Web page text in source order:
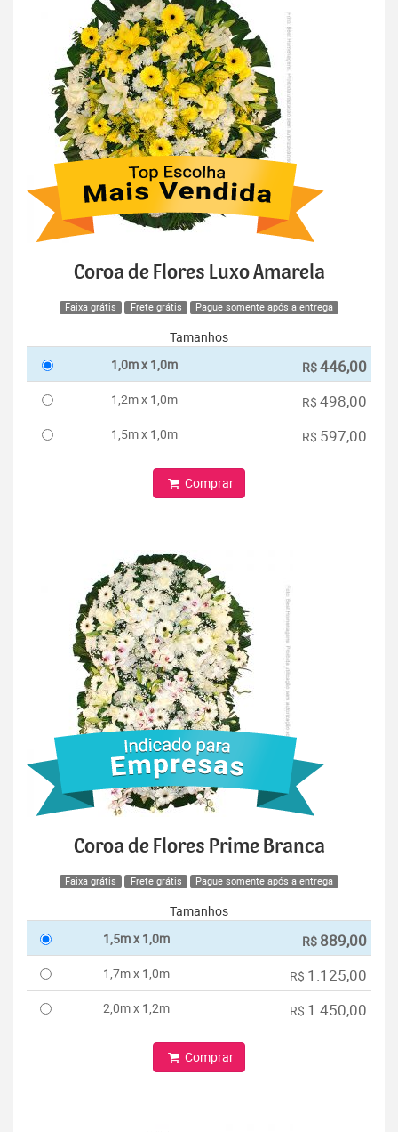
Coroa de Flores Luxo Amarela
Faixa grátis Frete grátis Pague somente após a entrega
Tamanhos
1,0m x 1,0m
R$446,00
1,2m x 1,0m R$ 498,00
1,5m x 1,0m R$ 597,00
Comprar
Coroa de Flores Prime Branca
Faixa grátis Frete grátis Pague somente após a entrega
Tamanhos
1,5m x 1,0m
R$ 889,00
1,7m x 1,0m R$ 1.125,00
2,0m x 1,2m R$ 1.450,00
Comprar